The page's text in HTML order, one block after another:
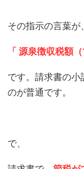
その指示の言葉が、
「 源泉徴収税
です。請求書の
のが普通です。
で、